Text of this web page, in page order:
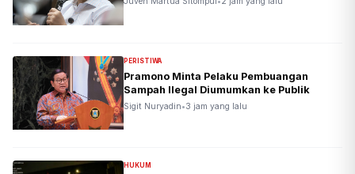
PERISTIWA
Pramono Minta Pelaku Pembuangan
Sampah Ilegal Diumumkan ke Publik
Sigit Nuryadin•3 jam yang lalu
HUKUM